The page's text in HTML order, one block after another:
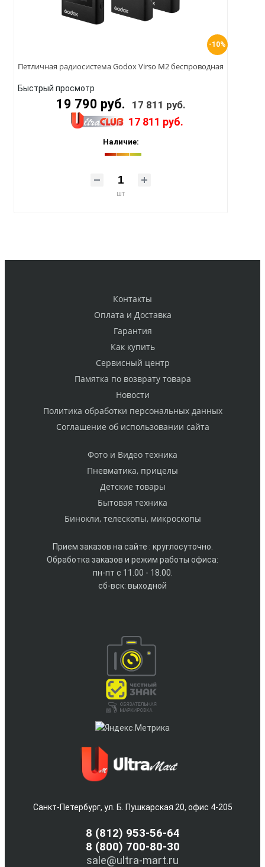
-10%
Петличная радиосистема Godox Virso M2 беспроводная
Быстрый просмотр
19 790 руб. 17 811 руб.
17 811 руб.
Наличие:
шт
Контакты
Оплата и Доставка
Гарантия
Как купить
Cервисный центр
Памятка по возврату товара
Новости
Политика обработки персональных данных
Cоглашение об использовании сайта
Фото и Видео техника
Пневматика, прицелы
Детские товары
Бытовая техника
Бинокли, телескопы, микроскопы
Прием заказов на сайте : круглосуточно.
Обработка заказов и режим работы офиса:
пн-пт с 11.00 - 18.00.
сб-вск: выходной
Санкт-Петербург, ул. Б. Пушкарская 20, офис 4-205
8 (812) 953-56-64
8 (800) 700-80-30
sale@ultra-mart.ru